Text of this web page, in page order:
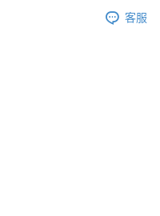
客服